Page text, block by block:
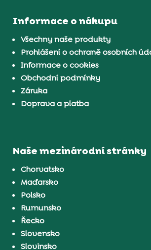
Informace o nákupu
Všechny naše produkty
Prohlášení o ochraně osobních
Informace o cookies
Obchodní podmínky
Záruka
Doprava a platba
Naše mezinárodní stránky
Chorvatsko
Maďarsko
Polsko
Rumunsko
Řecko
Slovensko
Slovinsko